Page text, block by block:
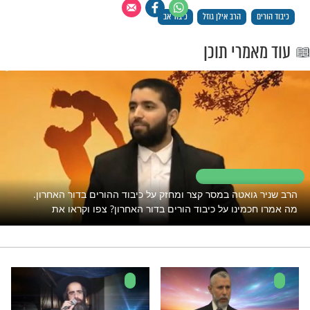
בן שלוש. הוא שאל אותי היום על ציפור
וכל פעם השבתי לו 'ציפור דרור' ונישקתי
אותו. לא התעצבנתי עליו. לא כעסתי עליו. כל
אותי: 'אבא, מה זה?', השבתי לו: 'בני, ציפור
וחיבקתי אותו".
את המילים, החל לבכות. הוא חיבק את האב
סליחה.
לדעת איך לכבד את ההורים.
רק לקבוצת ווטסאפ אחת מבית מוקד
תהילים ארצי? יש לנו 4! לחצו על אחת מהן